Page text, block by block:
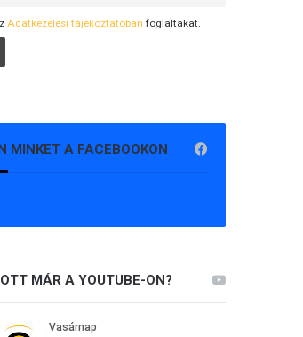
Adatkezelési tájékoztatóban foglaltakat.
MINKET A FACEBOOKON
MÁR A YOUTUBE-ON?